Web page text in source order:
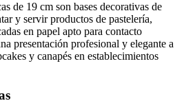
de 19 cm son bases decorativas de
y servir productos de pastelería,
en papel apto para contacto
presentación profesional y elegante a
y canapés en establecimientos